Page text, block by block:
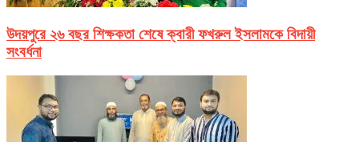
উদয়পুরে ২৬ বছর শিক্ষকতা শেষে ক্বারী ফখরুল ইসলামকে বিদায়ী
সংবর্ধনা